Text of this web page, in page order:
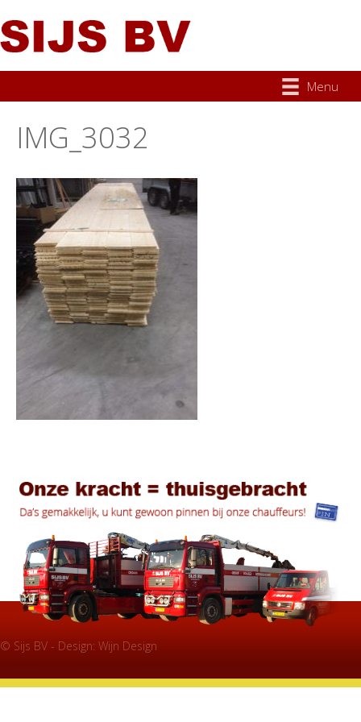
Menu
IMG_3032
© Sijs BV - Design: Wijn Design